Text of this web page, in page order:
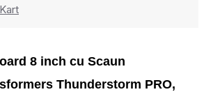
8 inch cu Scaun
Thunderstorm PRO,